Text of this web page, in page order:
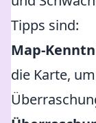
Tipps sind:
Map-
die Karte,